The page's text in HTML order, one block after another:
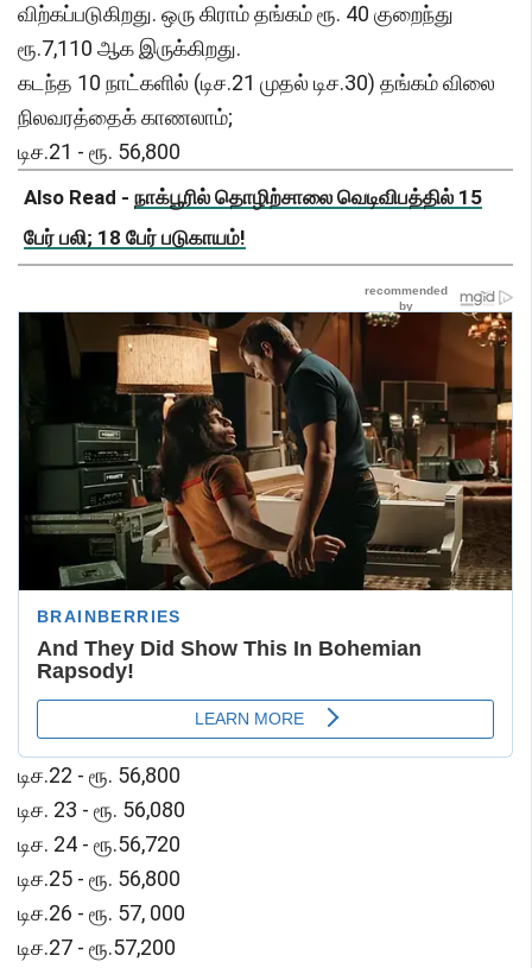
விற்கப்படுகிறது. ஒரு கிராம் தங்கம் ரூ. 40 குறைந்து
ரூ.7,110 ஆக இருக்கிறது.
கடந்த 10 நாட்களில் (டிச.21 முதல் டிச.30) தங்கம் விலை
நிலவரத்தைக் காணலாம்;
டிச.21 - ரூ. 56,800
Also Read - நாக்பூரில் தொழிற்சாலை வெடிவிபத்தில் 15
பேர் பலி; 18 பேர் படுகாயம்!
டிச.22 - ரூ. 56,800
டிச. 23 - ரூ. 56,080
டிச. 24 - ரூ.56,720
டிச.25 - ரூ. 56,800
டிச.26 - ரூ. 57, 000
டிச.27 - ரூ.57,200